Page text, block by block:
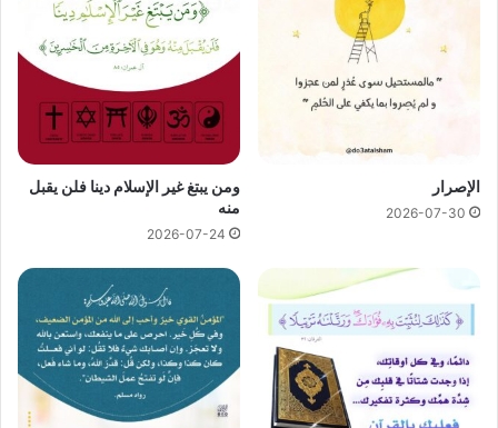
الإصرار
2026-07-30
ومن يبتغ غير الإسلام دينا فلن يقبل
منه
2026-07-24